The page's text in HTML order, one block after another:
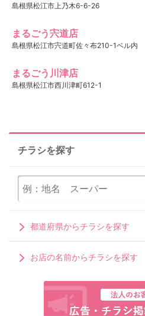
島根県松江市上乃木6-6-26
まるごう宍道店
島根県松江市宍道町佐々布210-1ベル内
まるごう川津店
島根県松江市西川津町612-1
チラシを探す
都道府県からチラシを探す
お店の名前からチラシを探す